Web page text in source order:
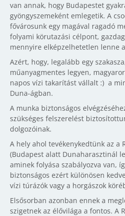
van annak, hogy Budapestet
gyöngyszemeként emlegetik. A
fővárosunk egy magával ragadó
folyami körutazási célpont,
mennyire elképzelhetetlen lenne
Azért, hogy, legalább egy
műanyagmentes legyen,
napos vízi takarítást vállalt :) a
Duna-ágban.
A munka biztonságos
szükséges felszerelést
dolgozóinak.
A hely ahol tevékenykedtünk az a
(Budapest alatt Dunaharasztinál
aminek folyása szabályozva van,
biztonságos ezért különösen
vízi túrázók vagy a horgászok
Elsősorban azonban ennek a
szigetnek az élővilága a fontos. A